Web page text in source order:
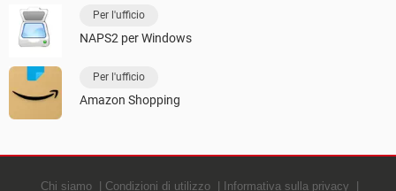
Per l'ufficio
NAPS2 per Windows
Per l'ufficio
Amazon Shopping
Chi siamo Condizioni di utilizzo Informativa sulla privacy